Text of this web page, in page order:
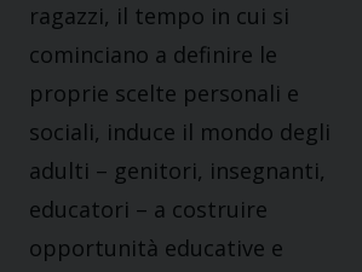
ragazzi, il tempo in cui si
cominciano a definire le
proprie scelte personali e
sociali, induce il mondo degli
adulti – genitori, insegnanti,
educatori – a costruire
opportunità educative e